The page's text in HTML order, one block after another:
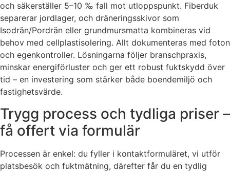
och säkerställer 5–10 ‰ fall mot utloppspunkt. Fiberduk
separerar jordlager, och dräneringsskivor som
Isodrän/Pordrän eller grundmursmatta kombineras vid
behov med cellplastisolering. Allt dokumenteras med foton
och egenkontroller. Lösningarna följer branschpraxis,
minskar energiförluster och ger ett robust fuktskydd över
tid – en investering som stärker både boendemiljö och
fastighetsvärde.
Trygg process och tydliga priser –
få offert via formulär
Processen är enkel: du fyller i kontaktformuläret, vi utför
platsbesök och fuktmätning, därefter får du en tydlig